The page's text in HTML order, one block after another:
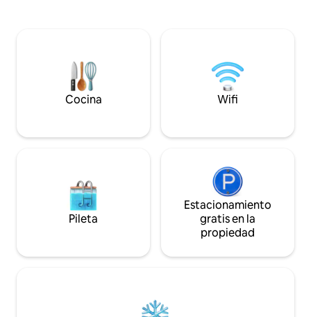
frescas, incluso en los días más
calurosos. ¡La cocina totalmente surtida
cuenta con todos los elementos
esenciales que necesitas para preparar
estilo. Frente a la
inolvidables al mar
Cocina Wifi
Pileta
Estacionamiento
gratis en la
propiedad